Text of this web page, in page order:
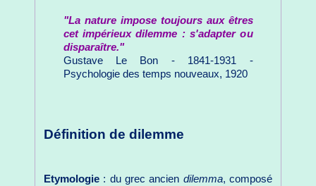
"La nature impose toujours aux êtres
cet impérieux dilemme : s'adapter ou
disparaître."
Gustave Le Bon - 1841-1931 -
Psychologie des temps nouveaux, 1920
Définition de dilemme
Etymologie : du grec ancien dilemma, composé